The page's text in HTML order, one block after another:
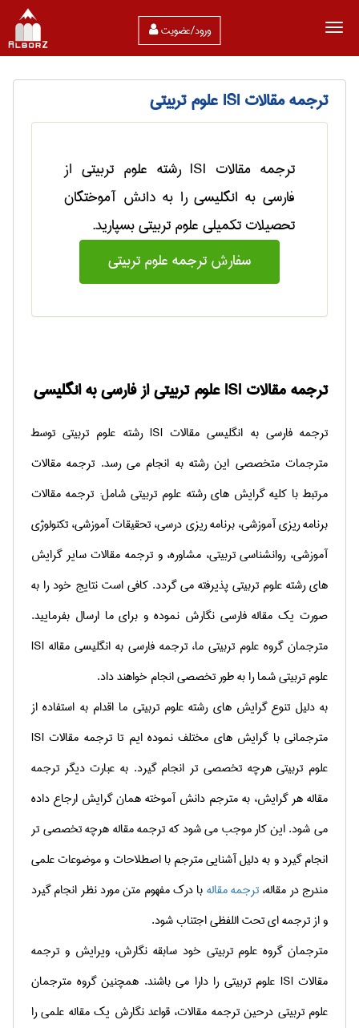
ورود/عضویت
ترجمه مقالات ISI علوم تربیتی
ترجمه مقالات ISI رشته علوم تربیتی از
فارسی به انگلیسی را به دانش آموختگان
تحصیلات تکمیلی علوم تربیتی بسپارید.
سفارش ترجمه علوم تربيتی
ترجمه مقالات ISI علوم تربیتی از فارسی به انگلیسی
ترجمه فارسی به انگلیسی مقالاتISI رشته علوم تربیتی توسط
مترجمات متخصصی این رشته به انجام می رسد. ترجمه مقالات
مرتبط با کلیه گرایش های رشته علوم تربیتی شامل: ترجمه مقالات
برنامه ریزی آموزشی، برنامه ریزی درسی، تحقیقات آموزشی، تکنولوژی
آموزشی، روانشناسی تربیتی، مشاوره، و ترجمه مقالات سایر گرایش
های رشته علوم تربیتی پذیرفته می گردد. کافی است نتایج خود را به
صورت یک مقاله فارسی نگارش نموده و برای ما ارسال بفرمایید.
مترجمان گروه علوم تربیتی ما، ترجمه فارسی به انگلیسی مقاله ISI
علوم تربیتی شما را به طور تخصصی انجام خواهند داد.
به دلیل تنوع گرایش های رشته علوم تربیتی ما اقدام به استفاده از
مترجمانی با گرایش های مختلف نموده ایم تا ترجمه مقالات ISI
علوم تربیتی هرچه تخصصی تر انجام گیرد. به عبارت دیگر ترجمه
مقالههر گرایش، به مترجم دانش آموخته همان گرایش ارجاع داده
می شود. این کار موجب می شود که ترجمه مقاله هرچه تخصصی تر
انجام گیرد و به دلیل آشنایی مترجم با اصطلاحات و موضوعات علمی
مندرج در مقاله،ترجمه مقالهبا درک مفهوم متن مورد نظر انجام گیرد
و از ترجمه ای تحت اللفظی اجتناب شود.
مترجمان گروه علوم تربیتی خود سابقه نگارش، ویرایش و ترجمه
مقالاتISI علوم تربیتی را دارا می باشند. همچنین گروه مترجمان
علوم تربیتی درحین ترجمه مقالات، قواعد نگارش یک مقاله علمی را